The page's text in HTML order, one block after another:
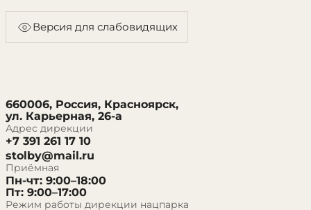
Версия для слабовидящих
660006, Россия, Красноярск,
ул. Карьерная, 26-а
Адрес дирекции
+7 391 261 17 10
stolby@mail.ru
Приёмная
Пн-чт: 9:00–18:00
Пт: 9:00–17:00
Режим работы дирекции нацпарка